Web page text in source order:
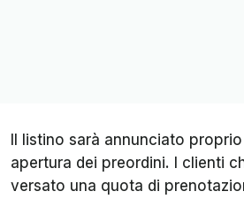
Il listino sarà annunciato
apertura dei preordini. I clienti
versato una quota di